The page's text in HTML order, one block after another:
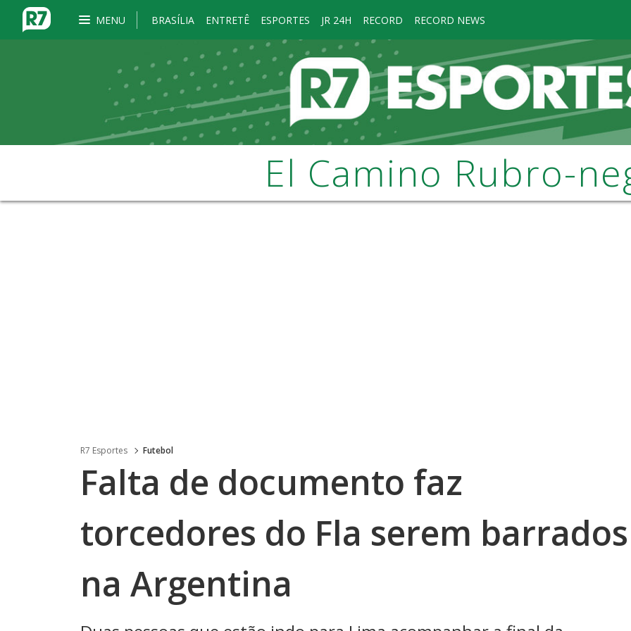
MENU BRASÍLIA ENTRETÊ ESPORTES JR 24H RECORD RECORD NEWS
El Camino Rubro-
R7 Esportes Futebol
Falta de documento faz
torcedores do Fla serem barrados
na Argentina